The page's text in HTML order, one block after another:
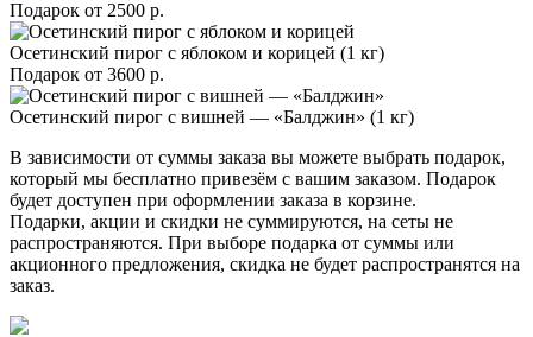
Подарок от 2500 р.
Осетинский пирог с яблоком и корицей (1 кг)
Подарок от 3600 р.
Осетинский пирог с вишней — «Балджин» (1 кг)
В зависимости от суммы заказа вы можете выбрать подарок,
который мы бесплатно привезём с вашим заказом. Подарок
будет доступен при оформлении заказа в корзине.
Подарки, акции и скидки не суммируются, на сеты не
распространяются. При выборе подарка от суммы или
акционного предложения, скидка не будет распространятся на
заказ.